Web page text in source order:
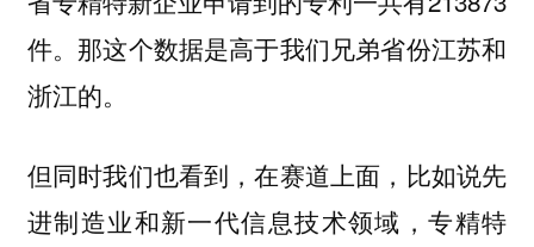
件。那这个数据是高于我们兄弟省份江苏和
浙江的。
但同时我们也看到，在赛道上面，比如说先
进制造业和新一代信息技术领域，专精特